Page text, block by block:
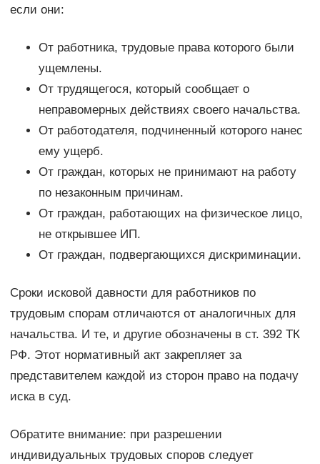
если они:
От работника, трудовые права которого были
ущемлены.
От трудящегося, который сообщает о
неправомерных действиях своего начальства.
От работодателя, подчиненный которого нанес
ему ущерб.
От граждан, которых не принимают на работу
по незаконным причинам.
От граждан, работающих на физическое лицо,
не открывшее ИП.
От граждан, подвергающихся дискриминации.
Сроки исковой давности для работников по
трудовым спорам отличаются от аналогичных для
начальства. И те, и другие обозначены в ст. 392 ТК
РФ. Этот нормативный акт закрепляет за
представителем каждой из сторон право на подачу
иска в суд.
Обратите внимание: при разрешении
индивидуальных трудовых споров следует